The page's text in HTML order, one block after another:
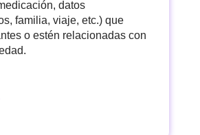
datos
familia, viaje, etc.) que
o estén relacionadas con